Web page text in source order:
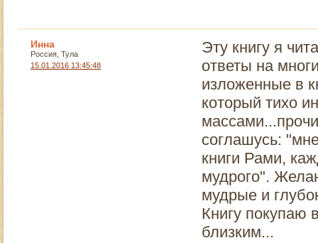
Инна
Россия, Тула
15.01.2016 13:45:48
Эту книгу я
ответы на
изложенные в
который тихо
соглашусь:
книги Рами,
мудрого".
мудрые и
Книгу покупаю
близким...